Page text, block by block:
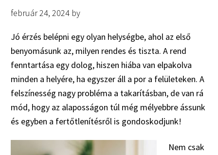
február 24, 2024 by
Jó érzés belépni egy olyan helységbe, ahol az első
benyomásunk az, milyen rendes és tiszta. A rend
fenntartása egy dolog, hiszen hiába van elpakolva
minden a helyére, ha egyszer áll a por a felületeken. A
felszínesség nagy probléma a takarításban, de van rá
mód, hogy az alaposságon túl még mélyebbre ássunk
és egyben a fertőtlenítésről is gondoskodjunk!
Nem csak